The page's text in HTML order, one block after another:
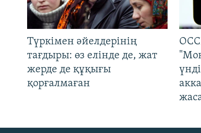
Түркімен әйелдерінің
тағдыры: өз елінде де, жат
жерде де құқығы
қорғалмаған